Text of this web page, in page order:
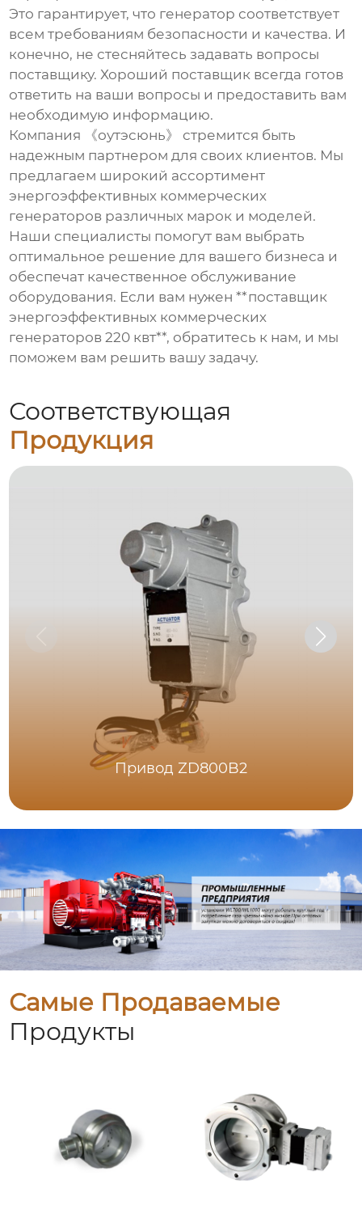
Это гарантирует, что генератор соответствует
всем требованиям безопасности и качества. И
конечно, не стесняйтесь задавать вопросы
поставщику. Хороший поставщик всегда готов
ответить на ваши вопросы и предоставить вам
необходимую информацию.
Компания 《оутэсюнь》 стремится быть
надежным партнером для своих клиентов. Мы
предлагаем широкий ассортимент
энергоэффективных коммерческих
генераторов различных марок и моделей.
Наши специалисты помогут вам выбрать
оптимальное решение для вашего бизнеса и
обеспечат качественное обслуживание
оборудования. Если вам нужен **поставщик
энергоэффективных коммерческих
генераторов 220 квт**, обратитесь к нам, и мы
поможем вам решить вашу задачу.
Соответствующая
Продукция
Привод ZD800B2
Самые Продаваемые
Продукты